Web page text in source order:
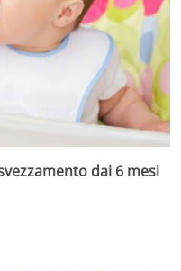
dai 6 mesi